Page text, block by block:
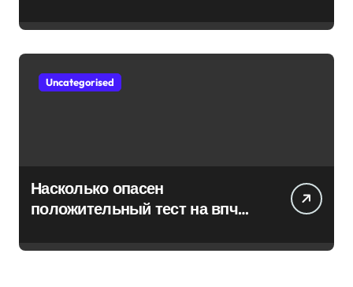
Uncategorised
Насколько опасен
положительный тест на впч